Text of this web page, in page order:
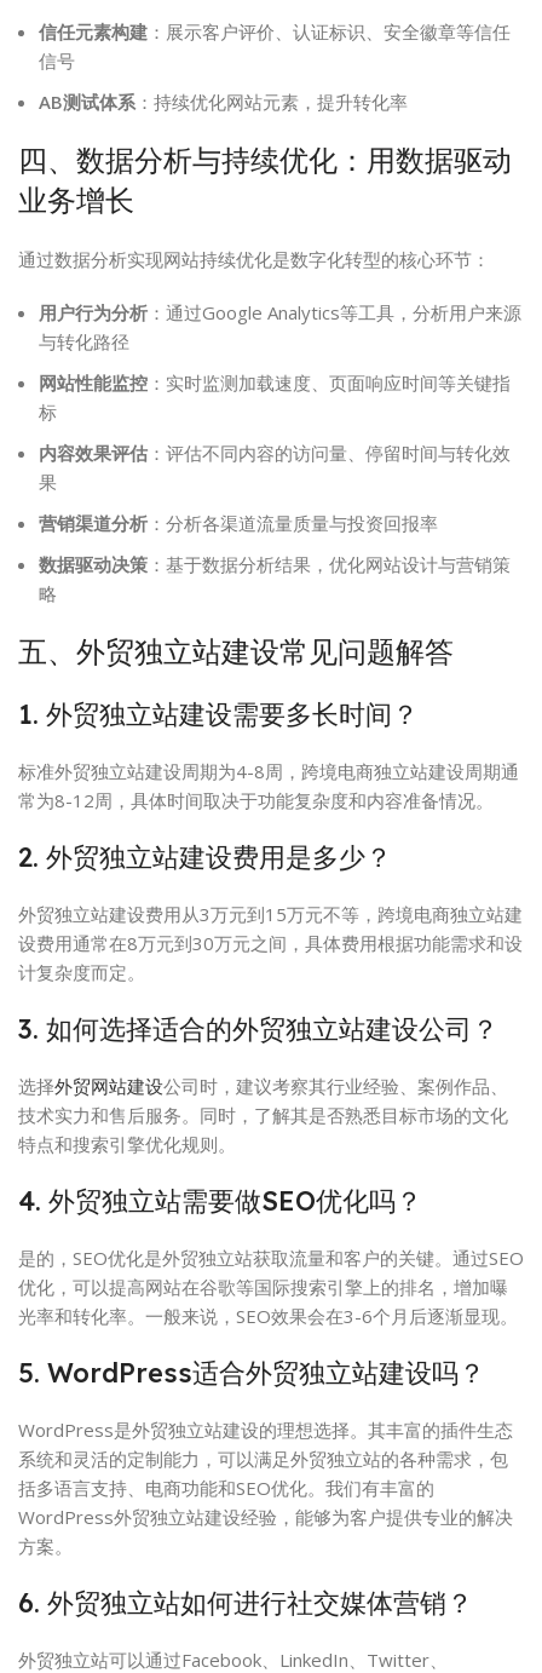
信任元素构建 ：展示客户评价、认证标识、安全徽章等信任
信号
AB测试体系：持续优化网站元素，提升转化率
四、数据分析与持续优化：用数据驱动
业务增长
通过数据分析实现网站持续优化是数字化转型的核心环节：
用户行为分析 ：通过Google Analytics等工具，分析用户来源
与转化路径
网站性能监控 ：实时监测加载速度、页面响应时间等关键指
标
内容效果评估 ：评估不同内容的访问量、停留时间与转化效
果
营销渠道分析 ：分析各渠道流量质量与投资回报率
数据驱动决策 ：基于数据分析结果，优化网站设计与营销策
略
五、外贸独立站建设常见问题解答
1. 外贸独立站建设需要多长时间？
标准外贸独立站建设周期为4-8周，跨境电商独立站建设周期通
常为8-12周，具体时间取决于功能复杂度和内容准备情况。
2. 外贸独立站建设费用是多少？
外贸独立站建设费用从3万元到15万元不等，跨境电商独立站建
设费用通常在8万元到30万元之间，具体费用根据功能需求和设
计复杂度而定。
3. 如何选择适合的外贸独立站建设公司？
选择外贸网站建设公司时，建议考察其行业经验、案例作品、
技术实力和售后服务。同时，了解其是否熟悉目标市场的文化
特点和搜索引擎优化规则。
4. 外贸独立站需要做SEO优化吗？
是的，SEO优化是外贸独立站获取流量和客户的关键。通过SEO
优化，可以提高网站在谷歌等国际搜索引擎上的排名，增加曝
光率和转化率。一般来说，SEO效果会在3-6个月后逐渐显现。
5. WordPress适合外贸独立站建设吗？
WordPress是外贸独立站建设的理想选择。其丰富的插件生态
系统和灵活的定制能力，可以满足外贸独立站的各种需求，包
括多语言支持、电商功能和SEO优化。我们有丰富的
WordPress外贸独立站建设经验，能够为客户提供专业的解决
方案。
6. 外贸独立站如何进行社交媒体营销？
外贸独立站可以通过Facebook、LinkedIn、Twitter、